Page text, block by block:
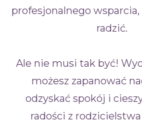
profesjonalnego
radzić.
Ale nie musi tak być!
możesz zapanować
odzyskać spokój i
radości z